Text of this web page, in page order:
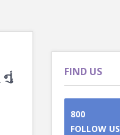
નું
FIND US
800
FOLLOW US